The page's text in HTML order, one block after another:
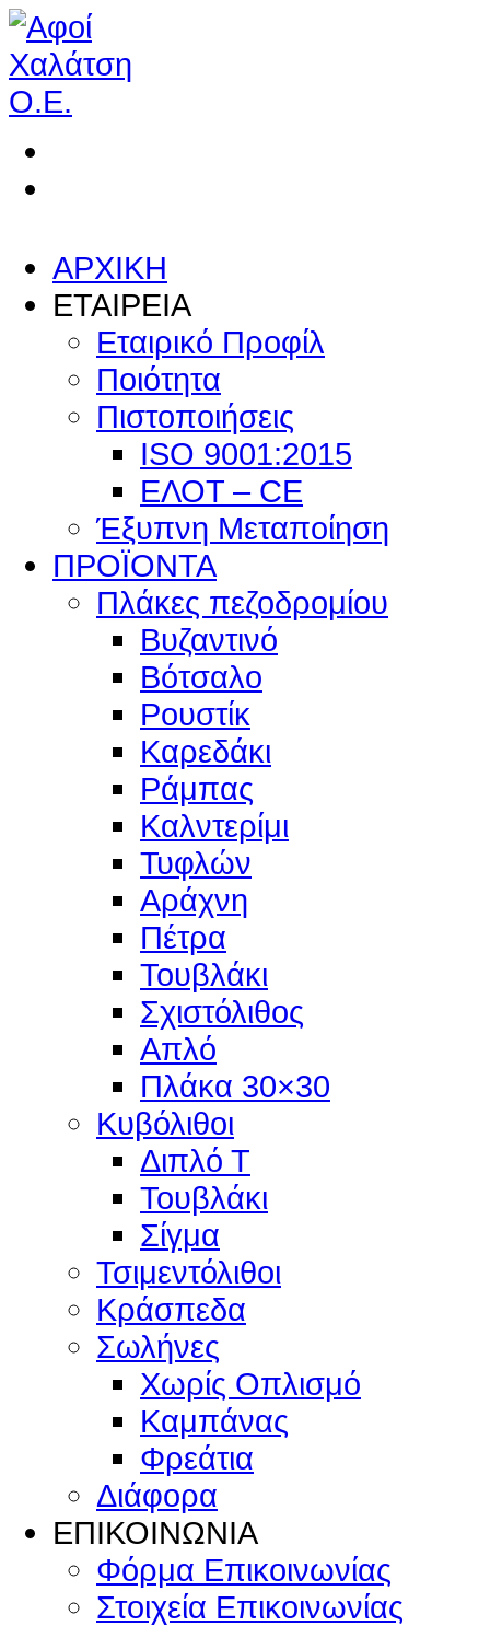
ΑΡΧΙΚΗ
ΕΤΑΙΡΕΙΑ
Εταιρικό Προφίλ
Ποιότητα
Πιστοποιήσεις
ISO 9001:2015
ΕΛΟΤ – CE
Έξυπνη Μεταποίηση
ΠΡΟΪΟΝΤΑ
Πλάκες πεζοδρομίου
Βυζαντινό
Βότσαλο
Ρουστίκ
Καρεδάκι
Ράμπας
Καλντερίμι
Τυφλών
Αράχνη
Πέτρα
Τουβλάκι
Σχιστόλιθος
Απλό
Πλάκα 30×30
Κυβόλιθοι
Διπλό Τ
Τουβλάκι
Σίγμα
Τσιμεντόλιθοι
Κράσπεδα
Σωλήνες
Χωρίς Οπλισμό
Καμπάνας
Φρεάτια
Διάφορα
ΕΠΙΚΟΙΝΩΝΙΑ
Φόρμα Επικοινωνίας
Στοιχεία Επικοινωνίας